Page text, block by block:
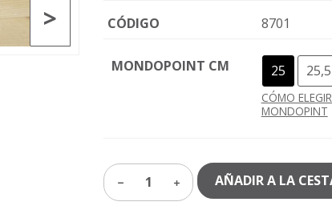
> CÓDIGO 8701
MONDOPOINT CM 25 25,5
CÓMO
MONDOPINT
1 AÑADIR A LA